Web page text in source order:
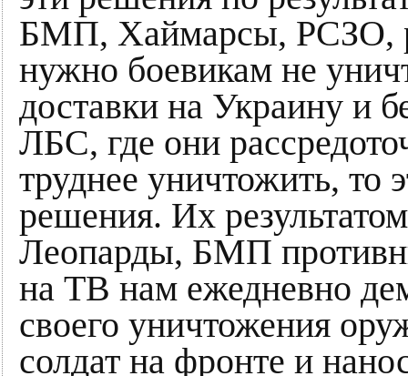
БМП, Хаймарсы, РСЗО,
нужно боевикам не
доставки на Украину и
ЛБС, где они
труднее уничтожить, то
решения. Их
Леопарды, БМП
на ТВ нам ежедневно
своего уничтожения
солдат на фронте и